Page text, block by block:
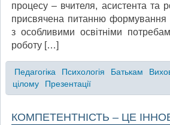
процесу – вчителя, асистента та
присвячена питанню формування
з особливими освітніми
роботу […]
Педагогіка Психологія Батькам
цілому
Презентації
КОМПЕТЕНТНІСТЬ – ЦЕ